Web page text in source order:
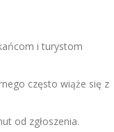
i turystom
często wiąże się z
od zgłoszenia.